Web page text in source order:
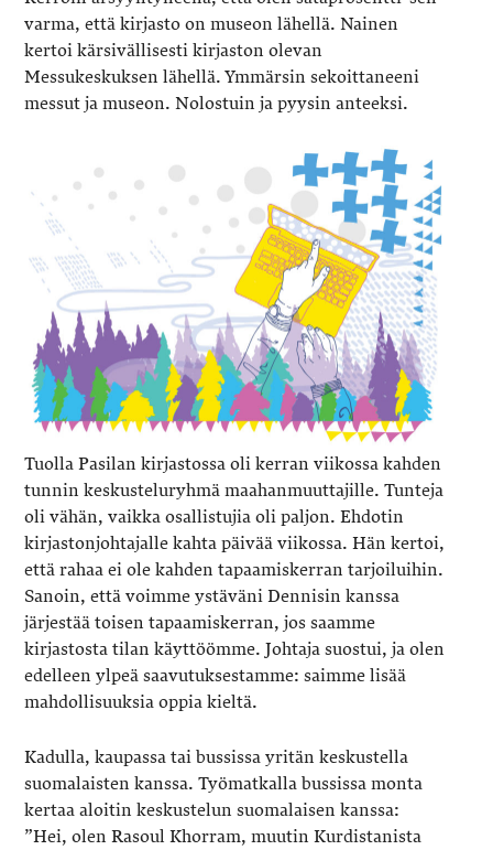
varma, että kirjasto on museon lähellä. Nainen
kertoi kärsivällisesti kirjaston olevan
Messukeskuksen lähellä. Ymmärsin sekoittaneeni
messut ja museon. Nolostuin ja pyysin anteeksi.
Tuolla Pasilan kirjastossa oli kerran viikossa kahden
tunnin keskusteluryhmä maahanmuuttajille. Tunteja
oli vähän, vaikka osallistujia oli paljon. Ehdotin
kirjastonjohtajalle kahta päivää viikossa. Hän kertoi,
että rahaa ei ole kahden tapaamiskerran tarjoiluihin.
Sanoin, että voimme ystäväni Dennisin kanssa
järjestää toisen tapaamiskerran, jos saamme
kirjastosta tilan käyttöömme. Johtaja suostui, ja olen
edelleen ylpeä saavutuksestamme: saimme lisää
mahdollisuuksia oppia kieltä.
Kadulla, kaupassa tai bussissa yritän keskustella
suomalaisten kanssa. Työmatkalla bussissa monta
kertaa aloitin keskustelun suomalaisen kanssa:
”Hei, olen Rasoul Khorram, muutin Kurdistanista